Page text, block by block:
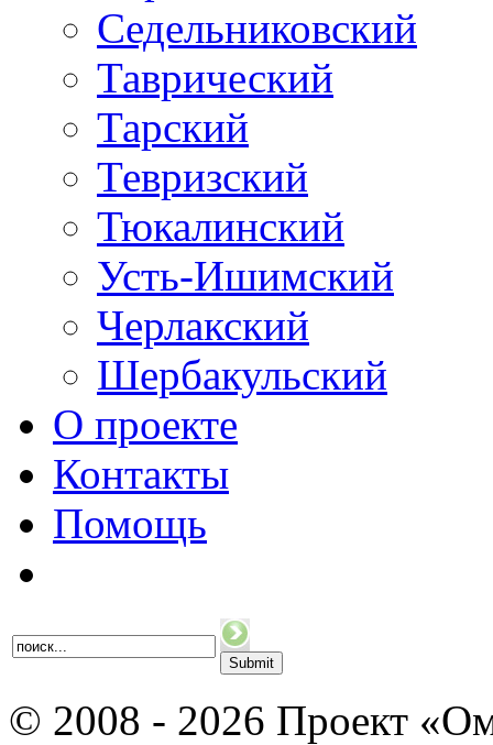
Седельниковский
Таврический
Тарский
Тевризский
Тюкалинский
Усть-Ишимский
Черлакский
Шербакульский
О проекте
Контакты
Помощь
© 2008 - 2026 Проект